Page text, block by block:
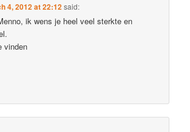
4, 2012 at 22:12said:
ik wens je heel veel sterkte en
vinden